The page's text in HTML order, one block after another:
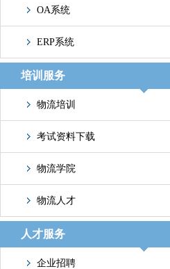
OA系统
ERP系统
培训服务
物流培训
考试资料下载
物流学院
物流人才
人才服务
企业招聘